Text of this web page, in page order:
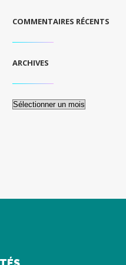
COMMENTAIRES RÉCENTS
ARCHIVES
Archives